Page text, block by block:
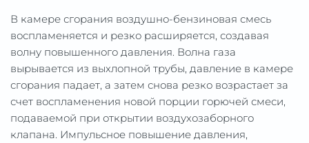
В камере сгорания воздушно-бензиновая смесь
воспламеняется и резко расширяется, создавая
волну повышенного давления. Волна газа
вырывается из выхлопной трубы, давление в камере
сгорания падает, а затем снова резко возрастает за
счет воспламенения новой порции горючей смеси,
подаваемой при открытии воздухозаборного
клапана. Импульсное повышение давления,